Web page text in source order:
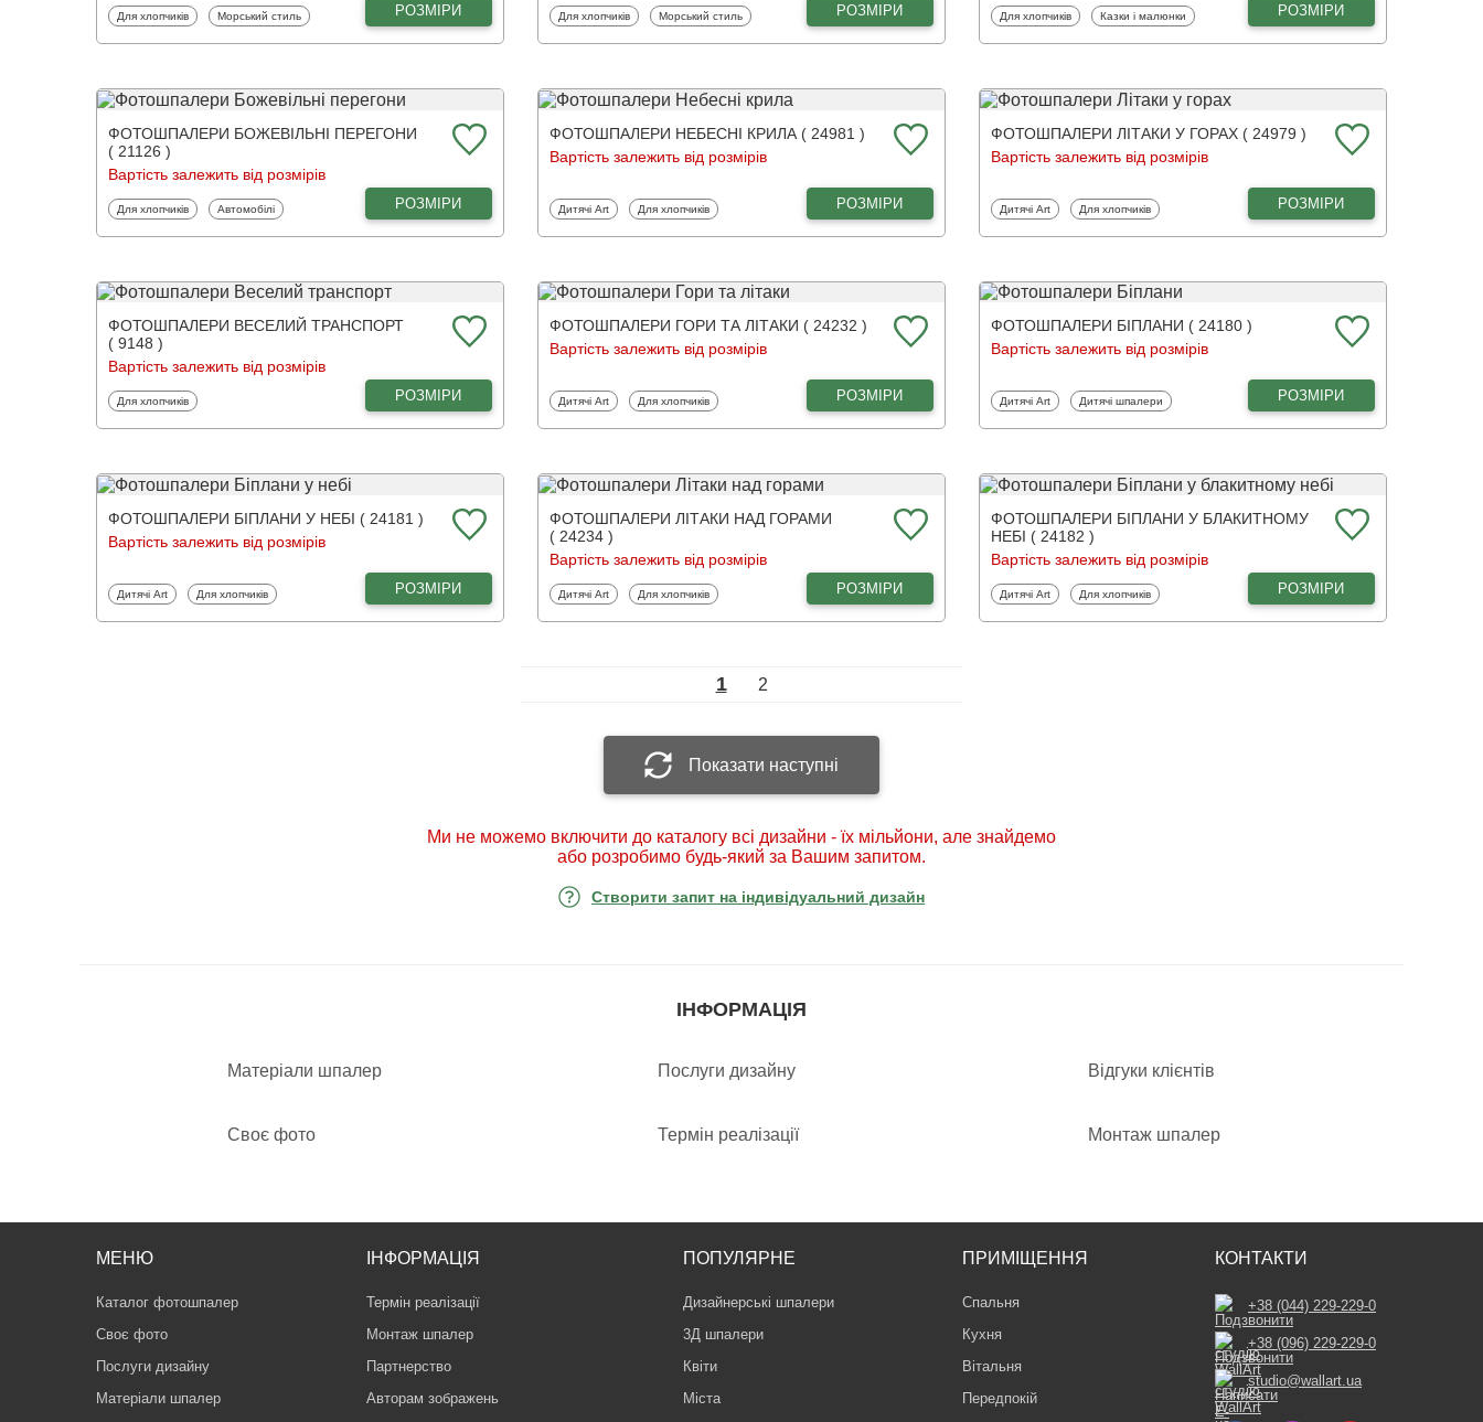
Фотошпалери
Для хлопчиків Фотошпалери
Морський стиль РОЗМІРИ Фотошпалери
Для хлопчиків Фотошпалери
Морський стиль РОЗМІРИ Фотошпалери
Для хлопчиків Фотошпалери
Казки і малюнки РОЗМІРИ
ФОТОШПАЛЕРИ БОЖЕВІЛЬНІ ПЕРЕГОНИ
( 21126 )
Вартість залежить від розмірів
Фотошпалери
Для хлопчиків Фотошпалери
Автомобілі РОЗМІРИ
ФОТОШПАЛЕРИ НЕБЕСНІ КРИЛА ( 24981 )
Вартість залежить від розмірів
Фотошпалери
Дитячі Art Фотошпалери
Для хлопчиків РОЗМІРИ
ФОТОШПАЛЕРИ ЛІТАКИ У ГОРАХ ( 24979 )
Вартість залежить від розмірів
Фотошпалери
Дитячі Art Фотошпалери
Для хлопчиків РОЗМІРИ
ФОТОШПАЛЕРИ ВЕСЕЛИЙ ТРАНСПОРТ
( 9148 )
Вартість залежить від розмірів
Фотошпалери
Для хлопчиків РОЗМІРИ
ФОТОШПАЛЕРИ ГОРИ ТА ЛІТАКИ ( 24232 )
Вартість залежить від розмірів
Фотошпалери
Дитячі Art Фотошпалери
Для хлопчиків РОЗМІРИ
ФОТОШПАЛЕРИ БІПЛАНИ ( 24180 )
Вартість залежить від розмірів
Фотошпалери
Дитячі Art Фотошпалери
Дитячі шпалери РОЗМІРИ
ФОТОШПАЛЕРИ БІПЛАНИ У НЕБІ ( 24181 )
Вартість залежить від розмірів
Фотошпалери
Дитячі Art Фотошпалери
Для хлопчиків РОЗМІРИ
ФОТОШПАЛЕРИ ЛІТАКИ НАД ГОРАМИ
( 24234 )
Вартість залежить від розмірів
Фотошпалери
Дитячі Art Фотошпалери
Для хлопчиків РОЗМІРИ
ФОТОШПАЛЕРИ БІПЛАНИ У БЛАКИТНОМУ
НЕБІ ( 24182 )
Вартість залежить від розмірів
Фотошпалери
Дитячі Art Фотошпалери
Для хлопчиків РОЗМІРИ
1 2
Показати наступні
Ми не можемо включити до каталогу всі дизайни - їх мільйони, але знайдемо
або розробимо будь-який за Вашим запитом.
Створити запит на індивідуальний дизайн
ІНФОРМАЦІЯ
Матеріали шпалер Послуги дизайну Відгуки клієнтів
Своє фото Термін реалізації Монтаж шпалер
МЕНЮ
Каталог фотошпалер
Своє фото
Послуги дизайну
Матеріали шпалер
ІНФОРМАЦІЯ
Термін реалізації
Монтаж шпалер
Партнерство
Авторам зображень
ПОПУЛЯРНЕ
Дизайнерські шпалери
3Д шпалери
Квіти
Міста
ПРИМІЩЕННЯ
Спальня
Кухня
Вітальня
Передпокій
КОНТАКТИ
+38 (044) 229-229-0
+38 (096) 229-229-0
studio@wallart.ua